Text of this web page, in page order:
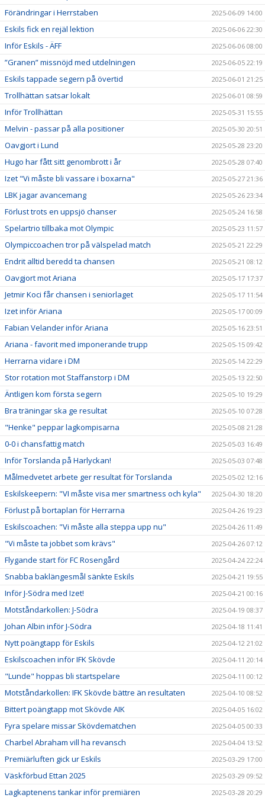
Förändringar i Herrstaben 2025-06-09 14:00
Eskils fick en rejäl lektion 2025-06-06 22:30
Inför Eskils - ÄFF 2025-06-06 08:00
”Granen” missnöjd med utdelningen 2025-06-05 22:19
Eskils tappade segern på övertid 2025-06-01 21:25
Trollhättan satsar lokalt 2025-06-01 08:59
Inför Trollhättan 2025-05-31 15:55
Melvin - passar på alla positioner 2025-05-30 20:51
Oavgjort i Lund 2025-05-28 23:20
Hugo har fått sitt genombrott i år 2025-05-28 07:40
Izet "Vi måste bli vassare i boxarna" 2025-05-27 21:36
LBK jagar avancemang 2025-05-26 23:34
Förlust trots en uppsjö chanser 2025-05-24 16:58
Spelartrio tillbaka mot Olympic 2025-05-23 11:57
Olympiccoachen tror på välspelad match 2025-05-21 22:29
Endrit alltid beredd ta chansen 2025-05-21 08:12
Oavgjort mot Ariana 2025-05-17 17:37
Jetmir Koci får chansen i seniorlaget 2025-05-17 11:54
Izet inför Ariana 2025-05-17 00:09
Fabian Velander inför Ariana 2025-05-16 23:51
Ariana - favorit med imponerande trupp 2025-05-15 09:42
Herrarna vidare i DM 2025-05-14 22:29
Stor rotation mot Staffanstorp i DM 2025-05-13 22:50
Äntligen kom första segern 2025-05-10 19:29
Bra träningar ska ge resultat 2025-05-10 07:28
"Henke" peppar lagkompisarna 2025-05-08 21:28
0-0 i chansfattig match 2025-05-03 16:49
Inför Torslanda på Harlyckan! 2025-05-03 07:48
Målmedvetet arbete ger resultat för Torslanda 2025-05-02 12:16
Eskilskeepern: "VI måste visa mer smartness och kyla" 2025-04-30 18:20
Förlust på bortaplan för Herrarna 2025-04-26 19:23
Eskilscoachen: "Vi måste alla steppa upp nu" 2025-04-26 11:49
"Vi måste ta jobbet som krävs" 2025-04-26 07:12
Flygande start för FC Rosengård 2025-04-24 22:24
Snabba baklängesmål sänkte Eskils 2025-04-21 19:55
Inför J-Södra med Izet! 2025-04-21 00:16
Motståndarkollen: J-Södra 2025-04-19 08:37
Johan Albin inför J-Södra 2025-04-18 11:41
Nytt poängtapp för Eskils 2025-04-12 21:02
Eskilscoachen inför IFK Skövde 2025-04-11 20:14
"Lunde" hoppas bli startspelare 2025-04-11 00:12
Motståndarkollen: IFK Skövde bättre än resultaten 2025-04-10 08:52
Bittert poängtapp mot Skövde AIK 2025-04-05 16:02
Fyra spelare missar Skövdematchen 2025-04-05 00:33
Charbel Abraham vill ha revansch 2025-04-04 13:52
Premiärluften gick ur Eskils 2025-03-29 17:00
Väskförbud Ettan 2025 2025-03-29 09:52
Lagkaptenens tankar inför premiären 2025-03-28 20:29